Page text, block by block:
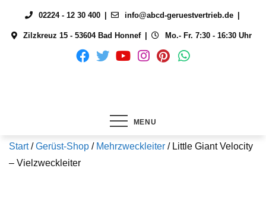
content
02224 - 12 30 400 info@abcd-geruestvertrieb.de
Zilzkreuz 15 - 53604 Bad Honnef Mo.- Fr. 7:30 - 16:30 Uhr
MENU
Start/Gerüst-Shop / Mehrzweckleiter / Little Giant Velocity
– Vielzweckleiter